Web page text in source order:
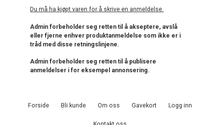
Du må ha kjøpt varen for å skrive en anmeldelse.
Admin forbeholder seg retten til å akseptere, avslå
eller fjerne enhver produktanmeldelse som ikke er i
tråd med disse retningslinjene.
Admin forbeholder seg retten til å publisere
anmeldelser i for eksempel annonsering.
Forside Bli kunde Om oss Gavekort Logg inn